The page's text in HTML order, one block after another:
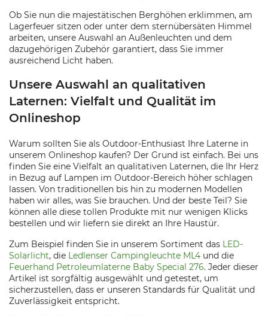
Ob Sie nun die majestätischen Berghöhen erklimmen, am
Lagerfeuer sitzen oder unter dem sternübersäten Himmel
arbeiten, unsere Auswahl an Außenleuchten und dem
dazugehörigen Zubehör garantiert, dass Sie immer
ausreichend Licht haben.
Unsere Auswahl an qualitativen
Laternen: Vielfalt und Qualität im
Onlineshop
Warum sollten Sie als Outdoor-Enthusiast Ihre Laterne in
unserem Onlineshop kaufen? Der Grund ist einfach. Bei uns
finden Sie eine Vielfalt an qualitativen Laternen, die Ihr Herz
in Bezug auf Lampen im Outdoor-Bereich höher schlagen
lassen. Von traditionellen bis hin zu modernen Modellen
haben wir alles, was Sie brauchen. Und der beste Teil? Sie
können alle diese tollen Produkte mit nur wenigen Klicks
bestellen und wir liefern sie direkt an Ihre Haustür.
Zum Beispiel finden Sie in unserem Sortiment das LED-
Solarlicht, die Ledlenser Campingleuchte ML4 und die
Feuerhand Petroleumlaterne Baby Special 276. Jeder dieser
Artikel ist sorgfältig ausgewählt und getestet, um
sicherzustellen, dass er unseren Standards für Qualität und
Zuverlässigkeit entspricht.